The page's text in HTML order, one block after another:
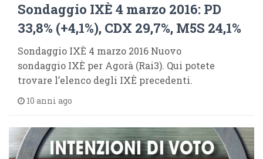
Sondaggio IXÈ 4 marzo 2016: PD
33,8% (+4,1%), CDX 29,7%, M5S 24,1%
Sondaggio IXÈ 4 marzo 2016 Nuovo
sondaggio IXÈ per Agorà (Rai3). Qui potete
trovare l’elenco degli IXÈ precedenti.
10 anni ago